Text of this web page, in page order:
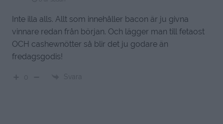
Inte illa alls. Allt som innehåller bacon är ju givna
vinnare redan från början. Och lägger man till fetaost
OCH cashewnötter så blir det ju godare än
fredagsgodis!
Svara